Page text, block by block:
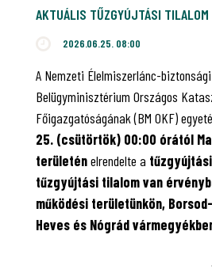
AKTUÁLIS TŰZGYÚJTÁSI TILALOM
2026.06.25. 08:00
A Nemzeti Élelmiszerlánc-
Belügyminisztérium Országos
Főigazgatóságának (BM OKF)
25. (csütörtök) 00:00 órától
területénelrendelte a
tűzgyújtási tilalom van
működési területünkön,
Heves és Nógrád